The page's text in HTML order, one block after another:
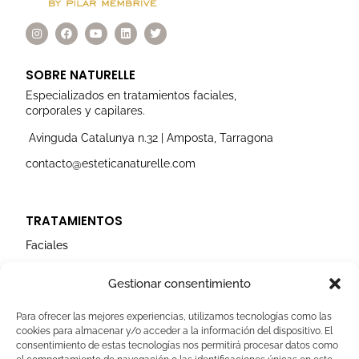
Gestionar consentimiento
Para ofrecer las mejores experiencias, utilizamos tecnologías como las
cookies para almacenar y/o acceder a la información del dispositivo. El
consentimiento de estas tecnologías nos permitirá procesar datos como
I
n
a
g
r
a
m
F
a
b
o
o
k
Y
o
u
b
e
L
i
e
d
i
n
T
w
r
SOBRE NATURELLE
Especializados en tratamientos faciales,
corporales y capilares.
Avinguda Catalunya n.32 | Amposta, Tarragona
contacto@esteticanaturelle.com
TRATAMIENTOS
Faciales
AVISOS LEGALES